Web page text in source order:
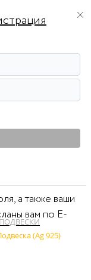
ПОДВЕСКИ
(Ag 925)
а также ваши
вам по E-